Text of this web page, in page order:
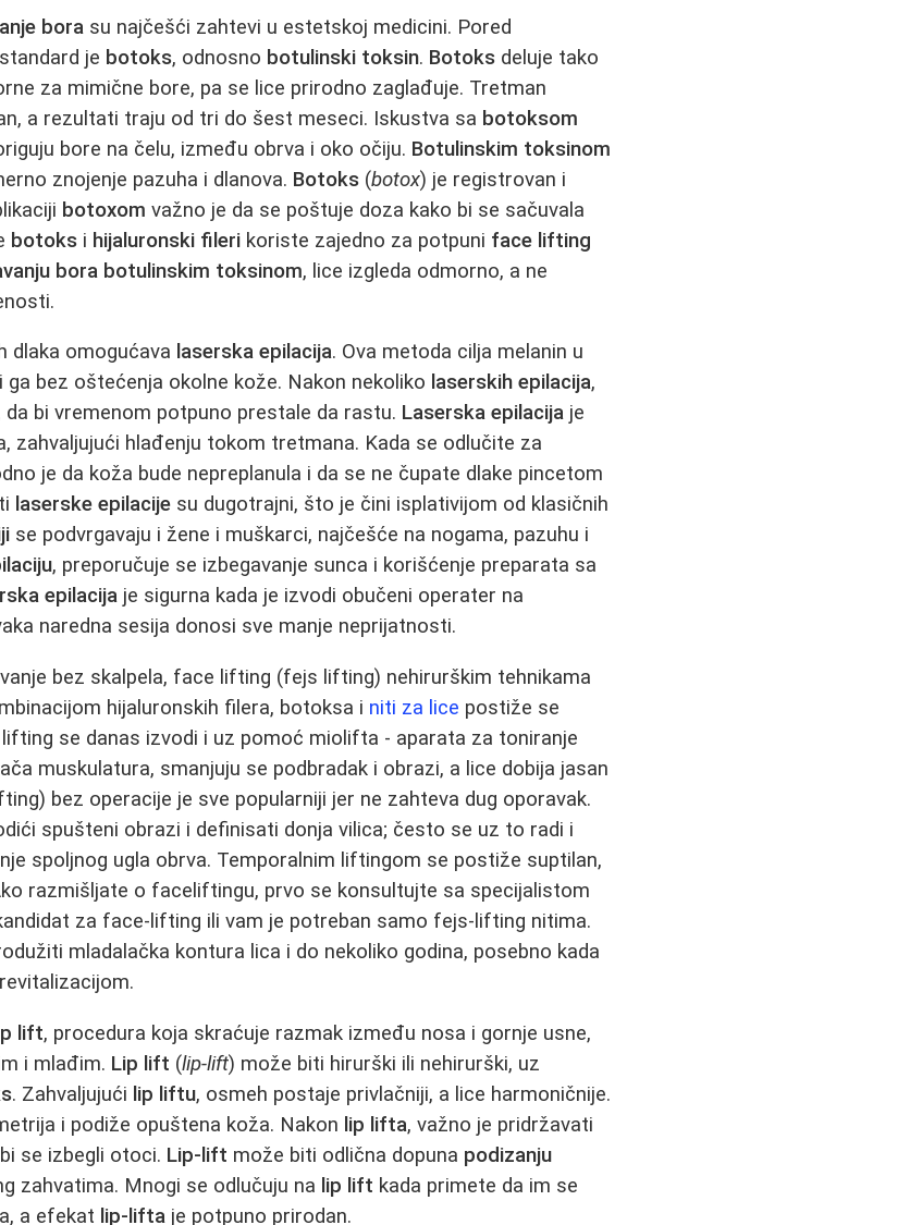
bora su najčešći zahtevi u estetskoj medicini. Pored
je botoks, odnosno botulinski toksin. Botoks deluje tako
za mimične bore, pa se lice prirodno zaglađuje. Tretman
a rezultati traju od tri do šest meseci. Iskustva sa botoksom
bore na čelu, između obrva i oko očiju. Botulinskim toksinom
znojenje pazuha i dlanova. Botoks (botox) je registrovan i
botoxom važno je da se poštuje doza kako bi se sačuvala
botoks i hijaluronski fileri koriste zajedno za potpuni face lifting
bora botulinskim toksinom, lice izgleda odmorno, a ne
dlaka omogućava laserska epilacija. Ova metoda cilja melanin u
bez oštećenja okolne kože. Nakon nekoliko laserskih epilacija,
bi vremenom potpuno prestale da rastu. Laserska epilacija je
zahvaljujući hlađenju tokom tretmana. Kada se odlučite za
je da koža bude nepreplanula i da se ne čupate dlake pincetom
laserske epilacije su dugotrajni, što je čini isplativijom od klasičnih
se podvrgavaju i žene i muškarci, najčešće na nogama, pazuhu i
, preporučuje se izbegavanje sunca i korišćenje preparata sa
epilacija je sigurna kada je izvodi obučeni operater na
naredna sesija donosi sve manje neprijatnosti.
bez skalpela, face lifting (fejs lifting) nehirurškim tehnikama
hijaluronskih filera, botoksa i niti za lice postiže se
se danas izvodi i uz pomoć miolifta - aparata za toniranje
muskulatura, smanjuju se podbradak i obrazi, a lice dobija jasan
bez operacije je sve popularniji jer ne zahteva dug oporavak.
spušteni obrazi i definisati donja vilica; često se uz to radi i
spoljnog ugla obrva. Temporalnim liftingom se postiže suptilan,
razmišljate o faceliftingu, prvo se konsultujte sa specijalistom
za face-lifting ili vam je potreban samo fejs-lifting nitima.
mladalačka kontura lica i do nekoliko godina, posebno kada
lift, procedura koja skraćuje razmak između nosa i gornje usne,
i mlađim. Lip lift (lip-lift) može biti hirurški ili nehirurški, uz
. Zahvaljujući lip liftu, osmeh postaje privlačniji, a lice harmoničnije.
i podiže opuštena koža. Nakon lip lifta, važno je pridržavati
se izbegli otoci. Lip-lift može biti odlična dopuna podizanju
zahvatima. Mnogi se odlučuju na lip lift kada primete da im se
a efekat lip-lifta je potpuno prirodan.